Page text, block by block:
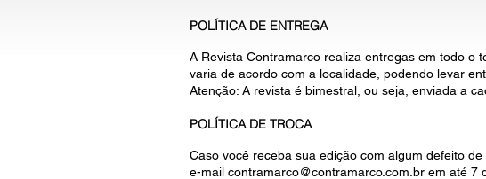
POLÍTICA DE ENTREGA
A Revista Contramarco realiza entregas em todo o
varia de acordo com a localidade, podendo levar
Atenção: A revista é bimestral, ou seja, enviada a
POLÍTICA DE TROCA
Caso você receba sua edição com algum defeito
e-mail contramarco@contramarco.com.br em até 7